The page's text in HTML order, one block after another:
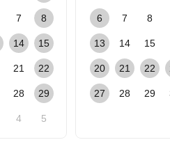
7 8
14 15
21 22
28 29
4 5
6 7 8
13 14 15
20 21 22
27 28 29